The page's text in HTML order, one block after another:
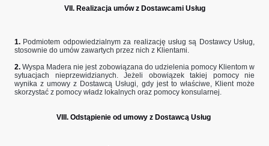
VII. Realizacja umów z Dostawcami Usług
1. Podmiotem odpowiedzialnym za realizację usług są Dostawcy Usług,
stosownie do umów zawartych przez nich z Klientami.
2. Wyspa Madera nie jest zobowiązana do udzielenia pomocy Klientom w
sytuacjach nieprzewidzianych. Jeżeli obowiązek takiej pomocy nie
wynika z umowy z Dostawcą Usługi, gdy jest to właściwe, Klient może
skorzystać z pomocy władz lokalnych oraz pomocy konsularnej.
VIII. Odstąpienie od umowy z Dostawcą Usług